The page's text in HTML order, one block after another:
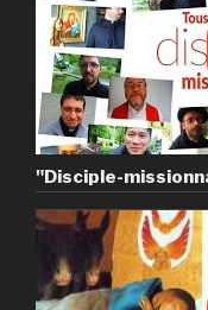
"Disciple-